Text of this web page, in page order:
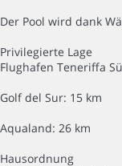
Der Pool wird dank
Privilegierte Lage
Flughafen Teneriffa
Golf del Sur: 15 km
Aqualand: 26 km
Hausordnung